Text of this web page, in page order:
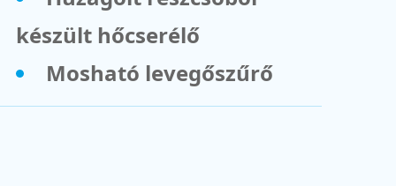
készült hőcserélő
Mosható levegőszűrő